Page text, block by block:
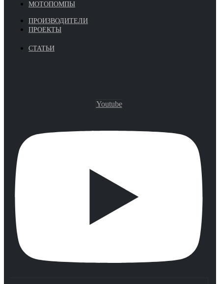
МОТОПОМПЫ
ПРОИЗВОДИТЕЛИ
ПРОЕКТЫ
СТАТЬИ
Youtube